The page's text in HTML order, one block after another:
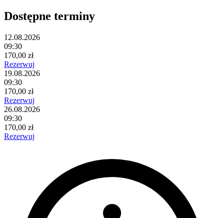
Dostępne terminy
12.08.2026
09:30
170,00 zł
Rezerwuj
19.08.2026
09:30
170,00 zł
Rezerwuj
26.08.2026
09:30
170,00 zł
Rezerwuj